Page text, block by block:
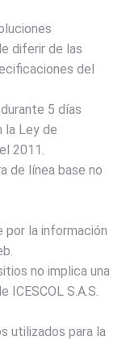
diferir de las
del
5 días
la Ley de
2011.
de línea base no
por la información
no implica una
ICESCOL S.A.S.
utilizados para la